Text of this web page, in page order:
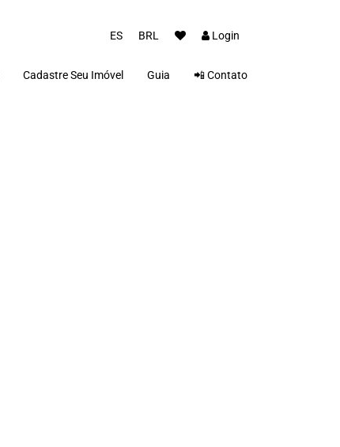
ES BRL Login
Cadastre Seu Imóvel Guia 📲 Contato